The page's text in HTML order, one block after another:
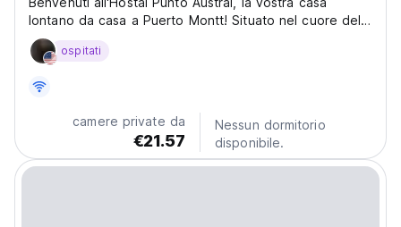
lontano da casa a Puerto Montt! Situato nel cuore della
città, in 214 Manuel Rodríguez, siamo il punto di
partenza perfetto per esplorare la bellezza del sud del
ospitati
camere private da
€21.57
Nessun dormitorio
disponibile.